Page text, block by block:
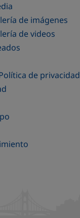
de imágenes
de videos
de privacidad